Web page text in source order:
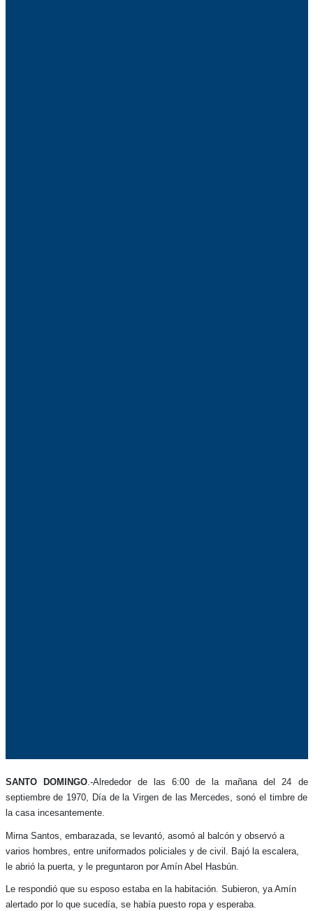
SANTO DOMINGO.-Alrededor de las 6:00 de la mañana del 24 de
septiembre de 1970, Día de la Virgen de las Mercedes, sonó el timbre de
la casa incesantemente.
Mirna Santos, embarazada, se levantó, asomó al balcón y observó a
varios hombres, entre uniformados policiales y de civil. Bajó la escalera,
le abrió la puerta, y le preguntaron por Amín Abel Hasbún.
Le respondió que su esposo estaba en la habitación. Subieron, ya Amín
alertado por lo que sucedía, se había puesto ropa y esperaba.